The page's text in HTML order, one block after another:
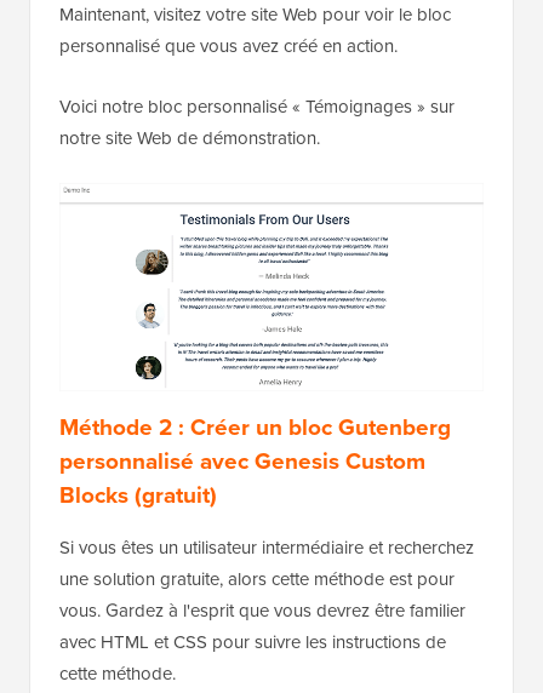
Maintenant, visitez votre site Web pour voir le bloc
personnalisé que vous avez créé en action.
Voici notre bloc personnalisé « Témoignages » sur
notre site Web de démonstration.
Méthode 2 : Créer un bloc Gutenberg
personnalisé avec Genesis Custom
Blocks (gratuit)
Si vous êtes un utilisateur intermédiaire et recherchez
une solution gratuite, alors cette méthode est pour
vous. Gardez à l'esprit que vous devrez être familier
avec HTML et CSS pour suivre les instructions de
cette méthode.